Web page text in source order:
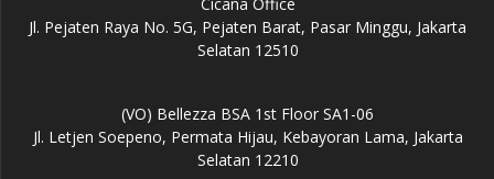
Jl. Pejaten Raya No. 5G, Pejaten Barat, Pasar Minggu, Jakarta
Selatan 12510
(VO) Bellezza BSA 1st Floor SA1-06
Jl. Letjen Soepeno, Permata Hijau, Kebayoran Lama, Jakarta
Selatan 12210